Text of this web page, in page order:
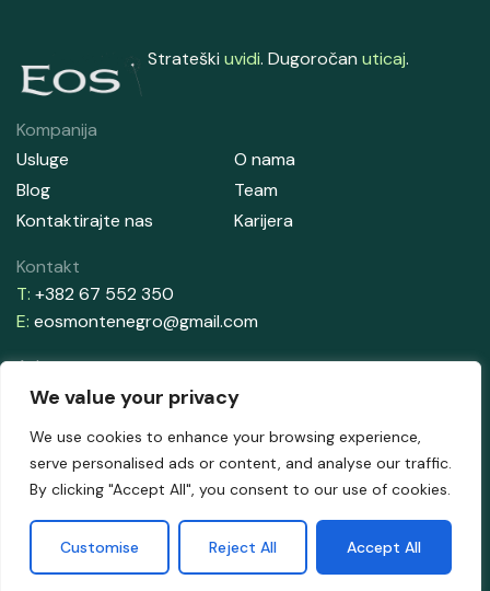
We value your privacy
We use cookies to enhance your browsing experience,
serve personalised ads or content, and analyse our traffic.
By clicking "Accept All", you consent to our use of cookies.
Customise Reject All Accept All
Strateški uvidi. Dugoročan uticaj.
Kompanija
Usluge
Blog
Kontaktirajte nas
O nama
Team
Karijera
Kontakt
T: +382 67 552 350
E: eosmontenegro@gmail.com
Adresa
Aleksandrova Obala 33, Zelenika
2026 © EOS ME. Napravljeno sa
od Culin.ME.
Uslovi korišćenja
Politika privatnosti